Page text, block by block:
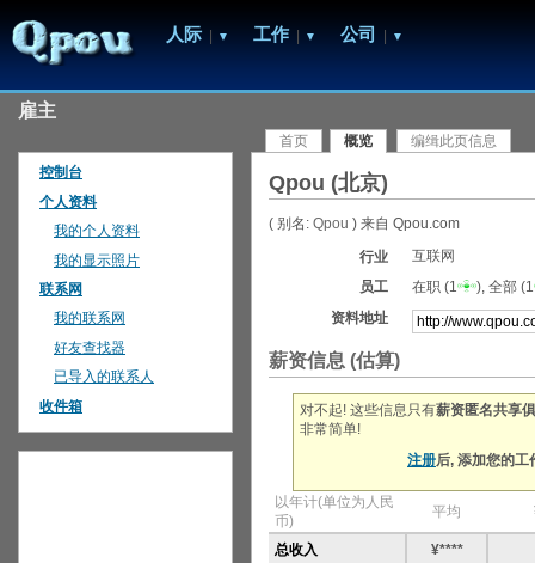
人际 ▼ 工作 ▼ 公司 ▼
雇主
首页 概览 编缉此页信息
Qpou (北京)
( 别名: Qpou ) 来自 Qpou.com
行业
互联网
员工
在职 (1
), 全部 (1
资料地址
薪资信息 (估算)
对不起! 这些信息只有薪资匿名共享
非常简单!
注册后, 添加您的
以年计(单位为人民
币)
平均
总收入
¥****
控制台
个人资料
我的个人资料
我的显示照片
联系网
我的联系网
好友查找器
已导入的联系人
收件箱